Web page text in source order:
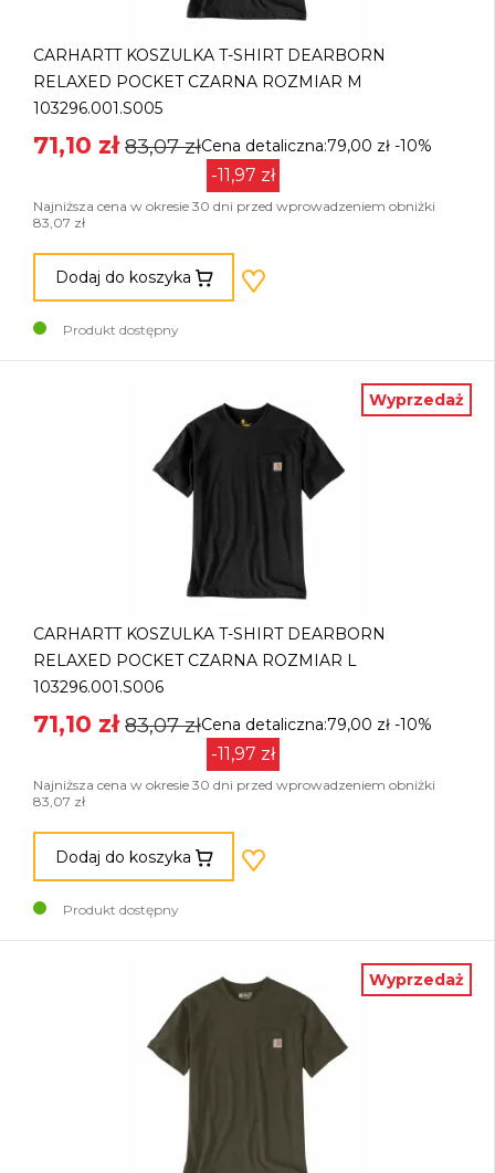
CARHARTT KOSZULKA T-SHIRT DEARBORN
RELAXED POCKET CZARNA ROZMIAR M
103296.001.S005
Cena detaliczna:79,00 zł -10%
71,10 zł 83,07 zł
-11,97 zł
Najniższa cena w okresie 30 dni przed wprowadzeniem obniżki
83,07 zł
Dodaj do koszyka
Produkt dostępny
Wyprzedaż
CARHARTT KOSZULKA T-SHIRT DEARBORN
RELAXED POCKET CZARNA ROZMIAR L
103296.001.S006
Cena detaliczna:79,00 zł -10%
71,10 zł 83,07 zł
-11,97 zł
Najniższa cena w okresie 30 dni przed wprowadzeniem obniżki
83,07 zł
Dodaj do koszyka
Produkt dostępny
Wyprzedaż